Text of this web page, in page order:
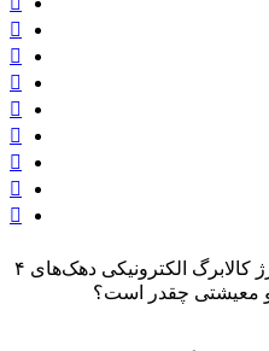
گمانه زنی درباره شارژ کالابرگ الکترونیکی دهک‌های ۴